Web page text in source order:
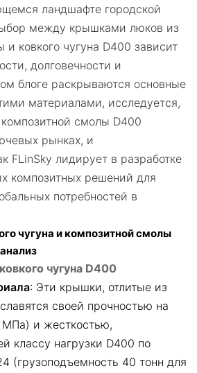
ландшафте городской
между крышками люков из
и ковкого чугуна D400 зависит
долговечности и
блоге раскрываются основные
материалами, исследуется,
смолы D400
рынках, и
FLinSky лидирует в разработке
композитных решений для
потребностей в
чугуна и композитной смолы
чугуна D400
: Эти крышки, отлитые из
своей прочностью на
и жесткостью,
классу нагрузки D400 по
(грузоподъемность 40 тонн для